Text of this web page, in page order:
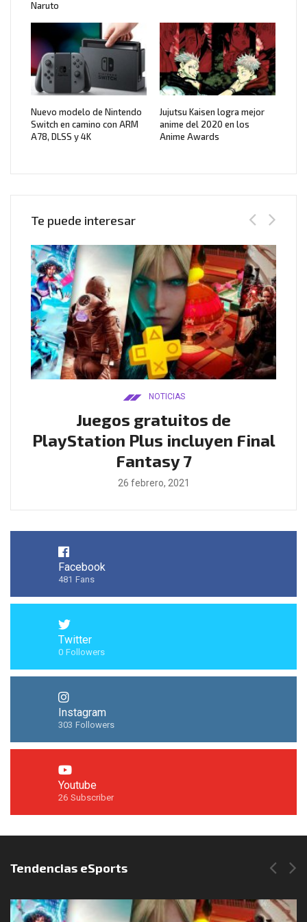
Naruto
Nuevo modelo de Nintendo
Switch en camino con ARM
A78, DLSS y 4K
Jujutsu Kaisen logra mejor
anime del 2020 en los
Anime Awards
Te puede interesar
NOTICIAS
Juegos gratuitos de
PlayStation Plus incluyen Final
Fantasy 7
26 febrero, 2021
Facebook
481 Fans
Twitter
0 Followers
Instagram
303 Followers
Youtube
26 Subscriber
Síguenos en Instagram
Tendencias eSports